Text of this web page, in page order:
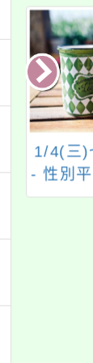
1/4(三)
- 性別
片